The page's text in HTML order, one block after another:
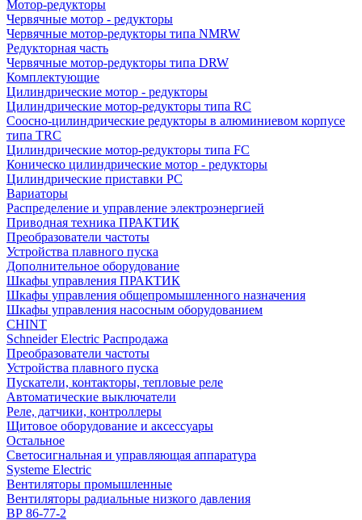
Мотор-редукторы
Червячные мотор - редукторы
Червячные мотор-редукторы типа NMRW
Редукторная часть
Червячные мотор-редукторы типа DRW
Комплектующие
Цилиндрические мотор - редукторы
Цилиндрические мотор-редукторы типа RC
Соосно-цилиндрические редукторы в алюминиевом корпусе
типа TRC
Цилиндрические мотор-редукторы типа FC
Коническо цилиндрические мотор - редукторы
Цилиндрические приставки PC
Вариаторы
Распределение и управление электроэнергией
Приводная техника ПРАКТИК
Преобразователи частоты
Устройства плавного пуска
Дополнительное оборудование
Шкафы управления ПРАКТИК
Шкафы управления общепромышленного назначения
Шкафы управления насосным оборудованием
CHINT
Schneider Electric Распродажа
Преобразователи частоты
Устройства плавного пуска
Пускатели, контакторы, тепловые реле
Автоматические выключатели
Реле, датчики, контроллеры
Щитовое оборудование и аксессуары
Остальное
Светосигнальная и управляющая аппаратура
Systeme Electric
Вентиляторы промышленные
Вентиляторы радиальные низкого давления
ВР 86-77-2